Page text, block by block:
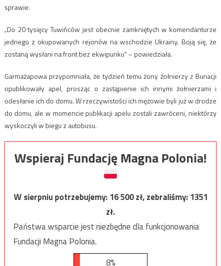
sprawie.
„Do 20 tysięcy Tuwińców jest obecnie zamkniętych w komendanturze
jednego z okupowanych rejonów na wschodzie Ukrainy. Boją się, że
zostaną wysłani na front bez ekwipunku” – powiedziała.
Garmażapowa przypomniała, że ​​tydzień temu żony żołnierzy z Buriacji
opublikowały apel, prosząc o zastąpienie ich innymi żołnierzami i
odesłanie ich do domu. W rzeczywistości ich mężowie byli już w drodze
do domu, ale w momencie publikacji apelu zostali zawróceni, niektórzy
wyskoczyli w biegu z autobusu.
Wspieraj Fundację Magna Polonia!
W sierpniu potrzebujemy:16 500zł, zebraliśmy:1351
zł.
Państwa wsparcie jest niezbędne dla funkcjonowania
Fundacji Magna Polonia.
8%